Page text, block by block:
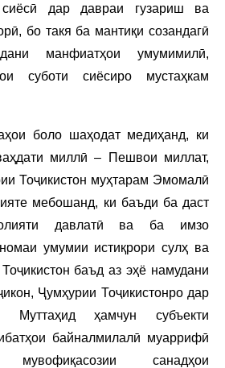
дар давраи гузариш ва
бо такя ба мантиқи созандагӣ
манфиатҳои умумимилӣ,
суботи сиёсиро мустаҳкам
боло шаҳодат медиҳанд, ки
миллӣ – Пешвои миллат,
Тоҷикистон муҳтарам Эмомалӣ
мебошанд, ки баъди ба даст
давлатӣ ва ба имзо
умумии истиқрори сулҳ ва
баъд аз эҳё намудани
Ҷумҳурии Тоҷикистонро дар
ҳамчун субъекти
байналмилалӣ муаррифӣ
санадҳои